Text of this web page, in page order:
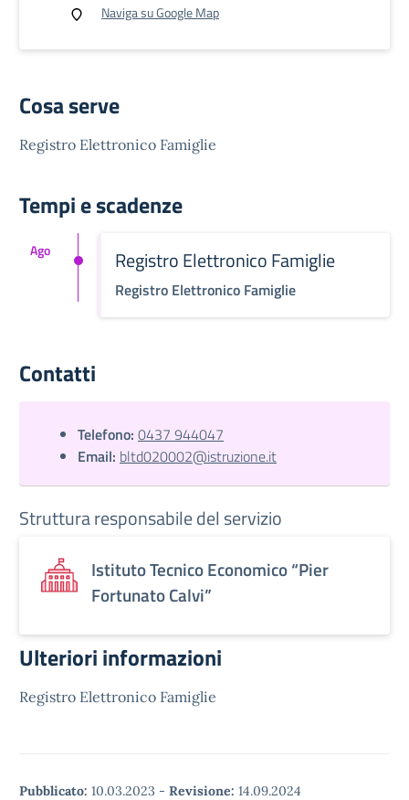
Naviga su Google Map
Cosa serve
Registro Elettronico Famiglie
Tempi e scadenze
Registro Elettronico Famiglie
Registro Elettronico Famiglie
Ago
Contatti
Telefono: 0437 944047
Email: bltd020002@istruzione.it
Struttura responsabile del servizio
Istituto Tecnico Economico “Pier
Fortunato Calvi”
Ulteriori informazioni
Registro Elettronico Famiglie
Pubblicato: 10.03.2023 - Revisione: 14.09.2024